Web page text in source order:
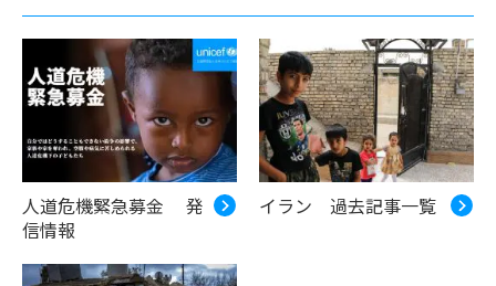
人道危機緊急募金 発
信情報
イラン 過去記事一覧